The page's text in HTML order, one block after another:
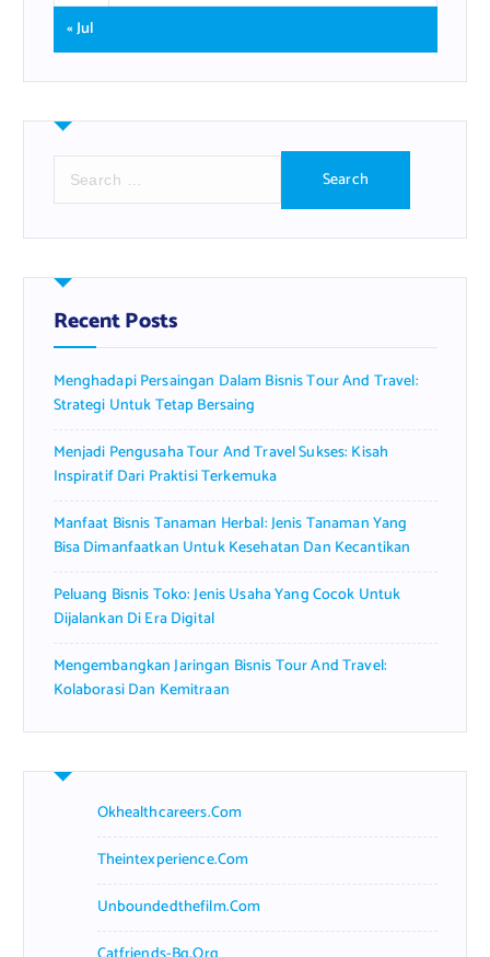
« Jul
r
h
f
o
:
Recent Posts
Menghadapi Persaingan Dalam Bisnis Tour And Travel:
Strategi Untuk Tetap Bersaing
Menjadi Pengusaha Tour And Travel Sukses: Kisah
Inspiratif Dari Praktisi Terkemuka
Manfaat Bisnis Tanaman Herbal: Jenis Tanaman Yang
Bisa Dimanfaatkan Untuk Kesehatan Dan Kecantikan
Peluang Bisnis Toko: Jenis Usaha Yang Cocok Untuk
Dijalankan Di Era Digital
Mengembangkan Jaringan Bisnis Tour And Travel:
Kolaborasi Dan Kemitraan
Okhealthcareers.com
Theintexperience.com
Unboundedthefilm.com